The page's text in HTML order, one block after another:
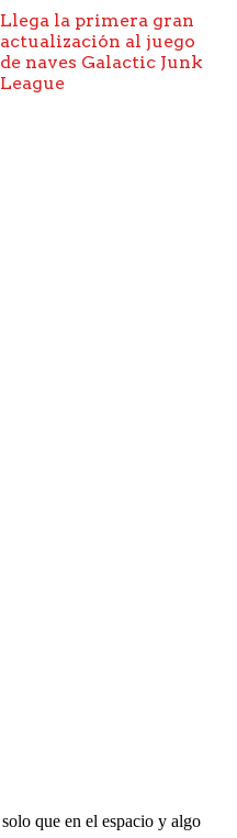
Llega la primera gran
actualización al juego
de naves Galactic Junk
League